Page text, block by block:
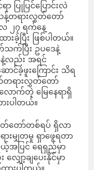
ပြုပြင်ပြောင်းလဲ
တရားလွှတ်တော်
၂၇ ရက်နေ့
ခဲ့ပြီး ဖြစ်ပါတယ်။
က်ပြီး ဥပဒေနဲ့
နဲ့လည်း အရင်
င်ခဲ့ဖူးကြောင်း သိရ
တရားလွှတ်တော်
က်တဲ့ မြေနေရာရှိ
းပါတယ်။
တော်တစ်ရပ် ရှိလာ
မျှတမှု ရှာဖွေရတာ
ယ့်အပြင် ရေရှည်မှာ
ော့ချပေးနိုင်မှာ